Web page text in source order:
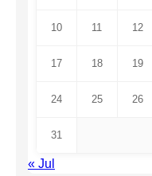
10 11 12
17 18 19
24 25 26
31
« Jul